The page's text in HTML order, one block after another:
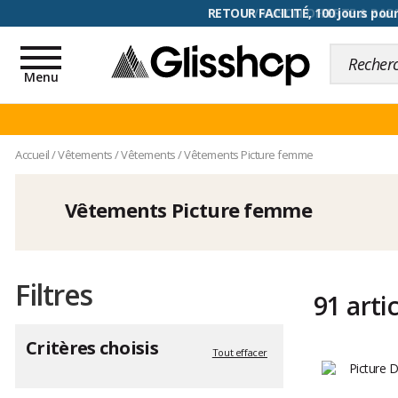
RETOUR FACILITÉ, 100 jours
Toggle
navigation
Menu
Accueil/Vêtements/Vêtements/Vêtements Picture femme
Vêtements Picture femme
Filtres
Critères choisis Tout effacer
91